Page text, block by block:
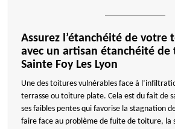
Assurez l’étanchéité de votre
avec un artisan étanchéité de
Sainte Foy Les Lyon
Une des toitures vulnérables face à
terrasse ou toiture plate. Cela est du fait de
ses faibles pentes qui favorise la stagnation
faire face au problème de fuite de toiture, la